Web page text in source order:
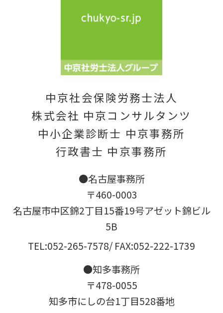
中京社会保険労務士法人
株式会社 中京コンサルタンツ
中小企業診断士 中京事務所
行政書士 中京事務所
●名古屋事務所
〒460-0003
名古屋市中区錦2丁目15番19号アゼット錦ビル
5B
TEL:052-265-7578/ FAX:052-222-1739
●知多事務所
〒478-0055
知多市にしの台1丁目528番地